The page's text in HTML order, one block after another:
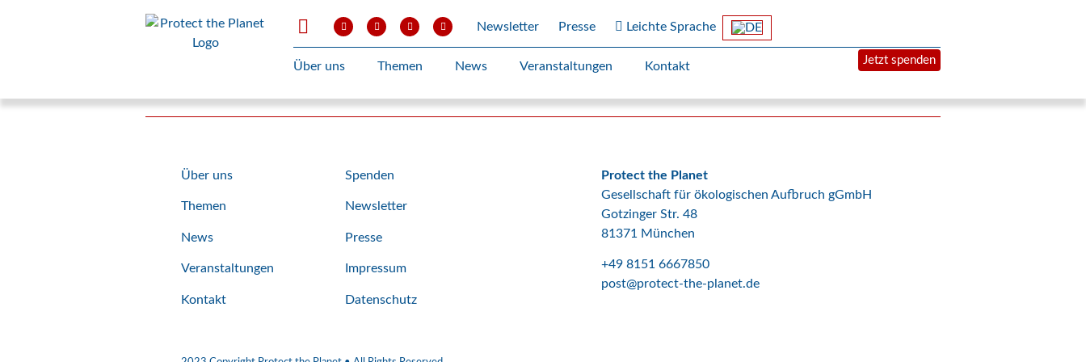
Newsletter Presse Leichte Sprache
Über uns Themen News Veranstaltungen Kontakt Jetzt spenden
Die Suche ergibt keine Ergebnisse.
Über uns
Themen
News
Veranstaltungen
Kontakt
Spenden
Newsletter
Presse
Impressum
Datenschutz
Protect the Planet
Gesellschaft für ökologischen Aufbruch gGmbH
Gotzinger Str. 48
81371 München
+49 8151 6667850
post@protect-the-planet.de